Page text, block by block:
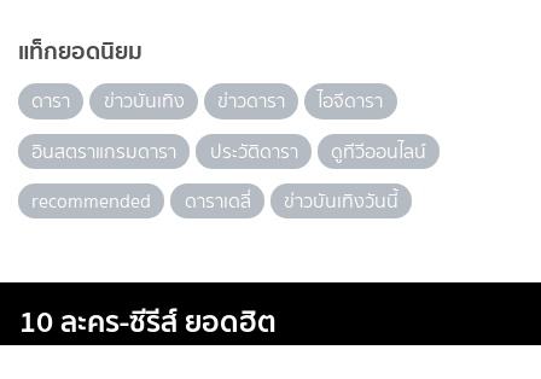
แท็กยอดนิยม
ดารา ข่าวบันเทิง ข่าวดารา
ไอจีดารา
อินสตราแกรมดารา
ประวัติดารา
ดูทีวีออนไลน์
recommended
ดาราเดลี่ ข่าวบันเทิงวันนี้
10 ละคร-ซีรีส์ ยอดฮิต